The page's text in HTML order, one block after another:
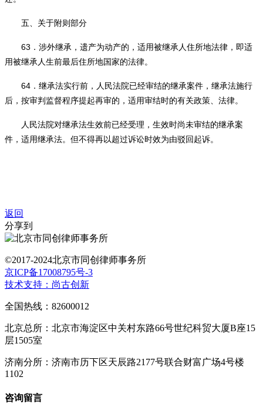
五、关于附则部分
63 ．涉外继承，遗产为动产的，适用被继承人住所地法律，即适
用被继承人生前最后住所地国家的法律。
64 ．继承法实行前，人民法院已经审结的继承案件，继承法施行
后，按审判监督程序提起再审的，适用审结时的有关政策、法律。
人民法院对继承法生效前已经受理，生效时尚未审结的继承案
件，适用继承法。但不得再以超过诉讼时效为由驳回起诉。
返回
分享到
©2017-2024北京市同创律师事务所
京ICP备17008795号-3
技术支持：尚古创新
全国热线：82600012
北京总所：北京市海淀区中关村东路66号世纪科贸大厦B座15
层1505室
济南分所：济南市历下区天辰路2177号联合财富广场4号楼
1102
咨询留言